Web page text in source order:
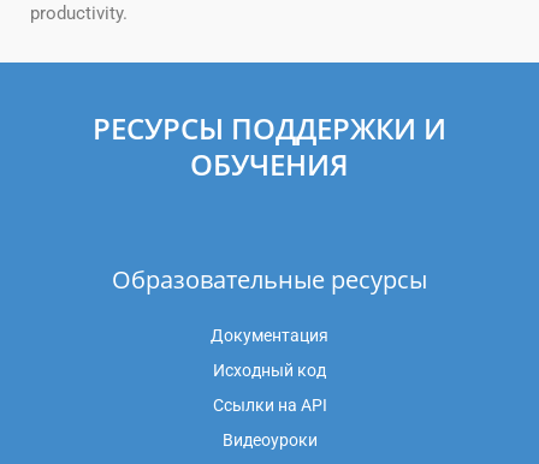
productivity.
РЕСУРСЫ ПОДДЕРЖКИ И
ОБУЧЕНИЯ
Образовательные ресурсы
Документация
Исходный код
Ссылки на API
Видеоуроки